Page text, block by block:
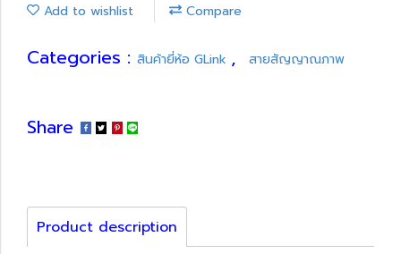
Add to wishlist Compare
Categories : สินค้ายี่ห้อ GLink , สายสัญญาณภาพ
Share
Product description